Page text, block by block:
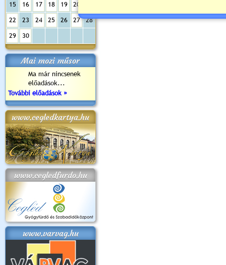
15 16 17 18 19 20
22 23 24 25 26 27 28
29 30
Mai mozi műsor
Ma már nincsenek
előadások...
További előadások »
www.cegledkartya.hu
www.cegledfurdo.hu
www.varvag.hu